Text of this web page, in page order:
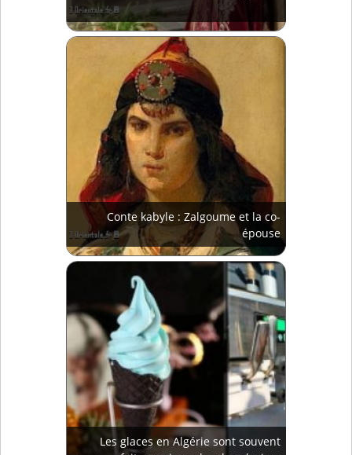
Conte kabyle : Zalgoume et la co-
épouse
Les glaces en Algérie sont souvent